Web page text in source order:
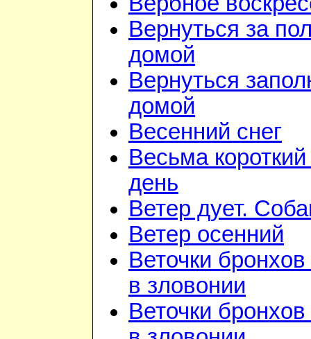
Вернуться за
домой
Вернуться
домой
Весенний снег
Весьма
день
Ветер дует.
Ветер осенний
Веточки бронхов
в зловонии
Веточки бронхов